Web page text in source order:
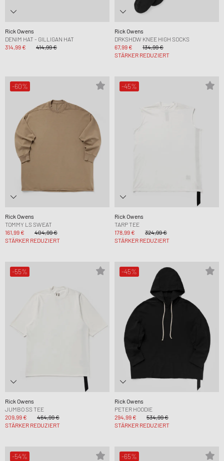
Rick Owens
DENIM HAT - GILLIGAN HAT
314,99 €
414,99 €
Rick Owens
DRKSHDW KNEE HIGH SOCKS
67,99 €
134,99 €
STÄRKER REDUZIERT
-60%
Rick Owens
TOMMY LS SWEAT
161,99 €
404,99 €
STÄRKER REDUZIERT
-45%
Rick Owens
TARP TEE
178,99 €
324,99 €
STÄRKER REDUZIERT
-55%
Rick Owens
JUMBO SS TEE
209,99 €
464,99 €
STÄRKER REDUZIERT
-45%
Rick Owens
PETER HOODIE
294,99 €
534,99 €
STÄRKER REDUZIERT
-54% -65%